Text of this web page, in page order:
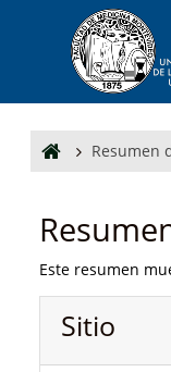
Salta al contenido
Resumen
Este resumen
Sitio